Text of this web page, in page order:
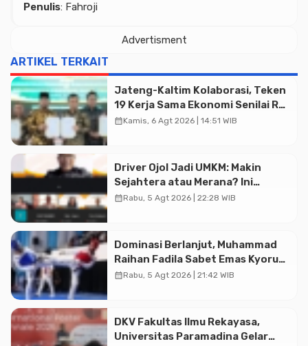
Penulis: Fahroji
Advertisment
ARTIKEL TERKAIT
Jateng-Kaltim Kolaborasi, Teken
19 Kerja Sama Ekonomi Senilai Rp
20,2 Triliun
calendar_monthKamis, 6 Agt 2026 | 14:51 WIB
Driver Ojol Jadi UMKM: Makin
Sejahtera atau Merana? Ini
Temuan Diskusi Paramadina
calendar_monthRabu, 5 Agt 2026 | 22:28 WIB
Dominasi Berlanjut, Muhammad
Raihan Fadila Sabet Emas Kyorugi
di Asian Taekwondo Indonesia
calendar_monthRabu, 5 Agt 2026 | 21:42 WIB
DKV Fakultas Ilmu Rekayasa,
Universitas Paramadina Gelar